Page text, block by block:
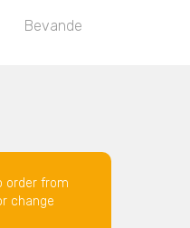
Bevande
order from
change